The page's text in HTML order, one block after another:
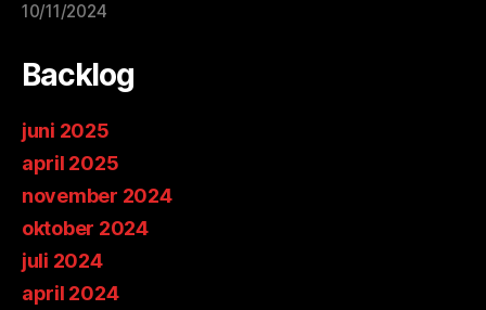
10/11/2024
Backlog
juni 2025
april 2025
november 2024
oktober 2024
juli 2024
april 2024